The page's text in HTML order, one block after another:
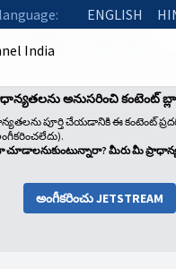
ENGLISH
అనుసరించి కంటెంట్
పూర్తి చేయడానికి ఈ కంటెంట్
మీరు మీ
అంగీకరించు JETSTREAM